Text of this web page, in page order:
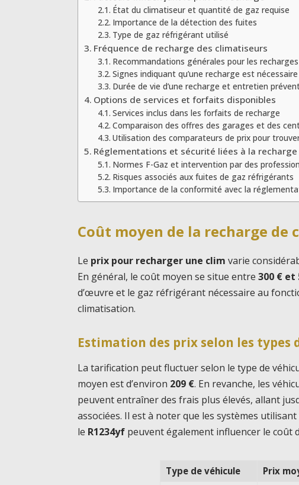
État du climatiseur et quantité de gaz requise
Importance de la détection des fuites
Type de gaz réfrigérant utilisé
Fréquence de recharge des climatiseurs
Recommandations générales pour les recharges
Signes indiquant qu’une recharge est nécessaire
Durée de vie d’une recharge et entretien
Options de services et forfaits disponibles
Services inclus dans les forfaits de recharge
Comparaison des offres des garages et des
Utilisation des comparateurs de prix pour
Réglementations et sécurité liées à la recharge
Normes F-Gaz et intervention par des
Risques associés aux fuites de gaz réfrigérants
Importance de la conformité avec la
Coût moyen de la recharge de
Le prix pour recharger une clim varie
En général, le coût moyen se situe entre300 € et
d’œuvre et le gaz réfrigérant nécessaire au
climatisation.
Estimation des prix selon les types
La tarification peut fluctuer selon le type de
moyen est d’environ 209 €. En revanche, les
peuvent entraîner des frais plus élevés, allant
associées. Il est à noter que les systèmes
le R1234yf peuvent également influencer le coût
Type de véhicule Prix